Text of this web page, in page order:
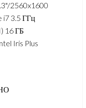
2560x1600
i7 3.5 ГГц
16 ГБ
Iris Plus